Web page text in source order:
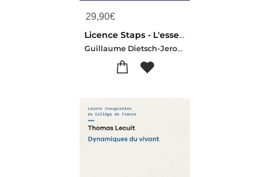
29,90€
Licence Staps - L'essentiel En Visuels - Histoire, Psychologie Et Sociologie Au Service Des Apsa : Resumes Du Cours, Schemas, Cartes Mentales Et Exercices Interactifs
Guillaume Dietsch-Jerome Frigout